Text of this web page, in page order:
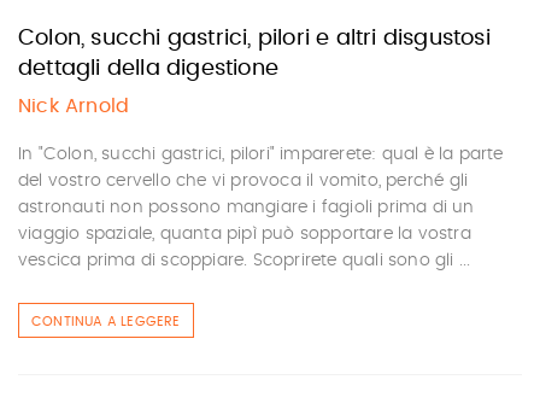
Colon, succhi gastrici, pilori e altri disgustosi
dettagli della digestione
Nick Arnold
In "Colon, succhi gastrici, pilori" imparerete: qual è la parte
del vostro cervello che vi provoca il vomito, perché gli
astronauti non possono mangiare i fagioli prima di un
viaggio spaziale, quanta pipì può sopportare la vostra
vescica prima di scoppiare. Scoprirete quali sono gli ...
CONTINUA A LEGGERE